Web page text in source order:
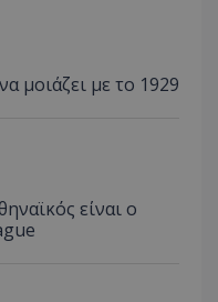
μοιάζει με το 1929
είναι ο